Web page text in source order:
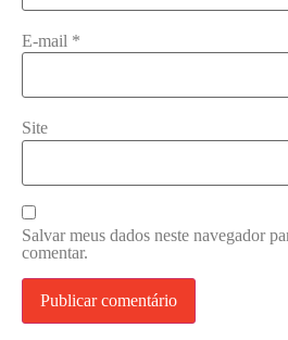
E-mail *
Site
Salvar meus dados neste navegador
comentar.